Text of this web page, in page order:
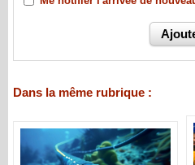
Dans la même rubrique :